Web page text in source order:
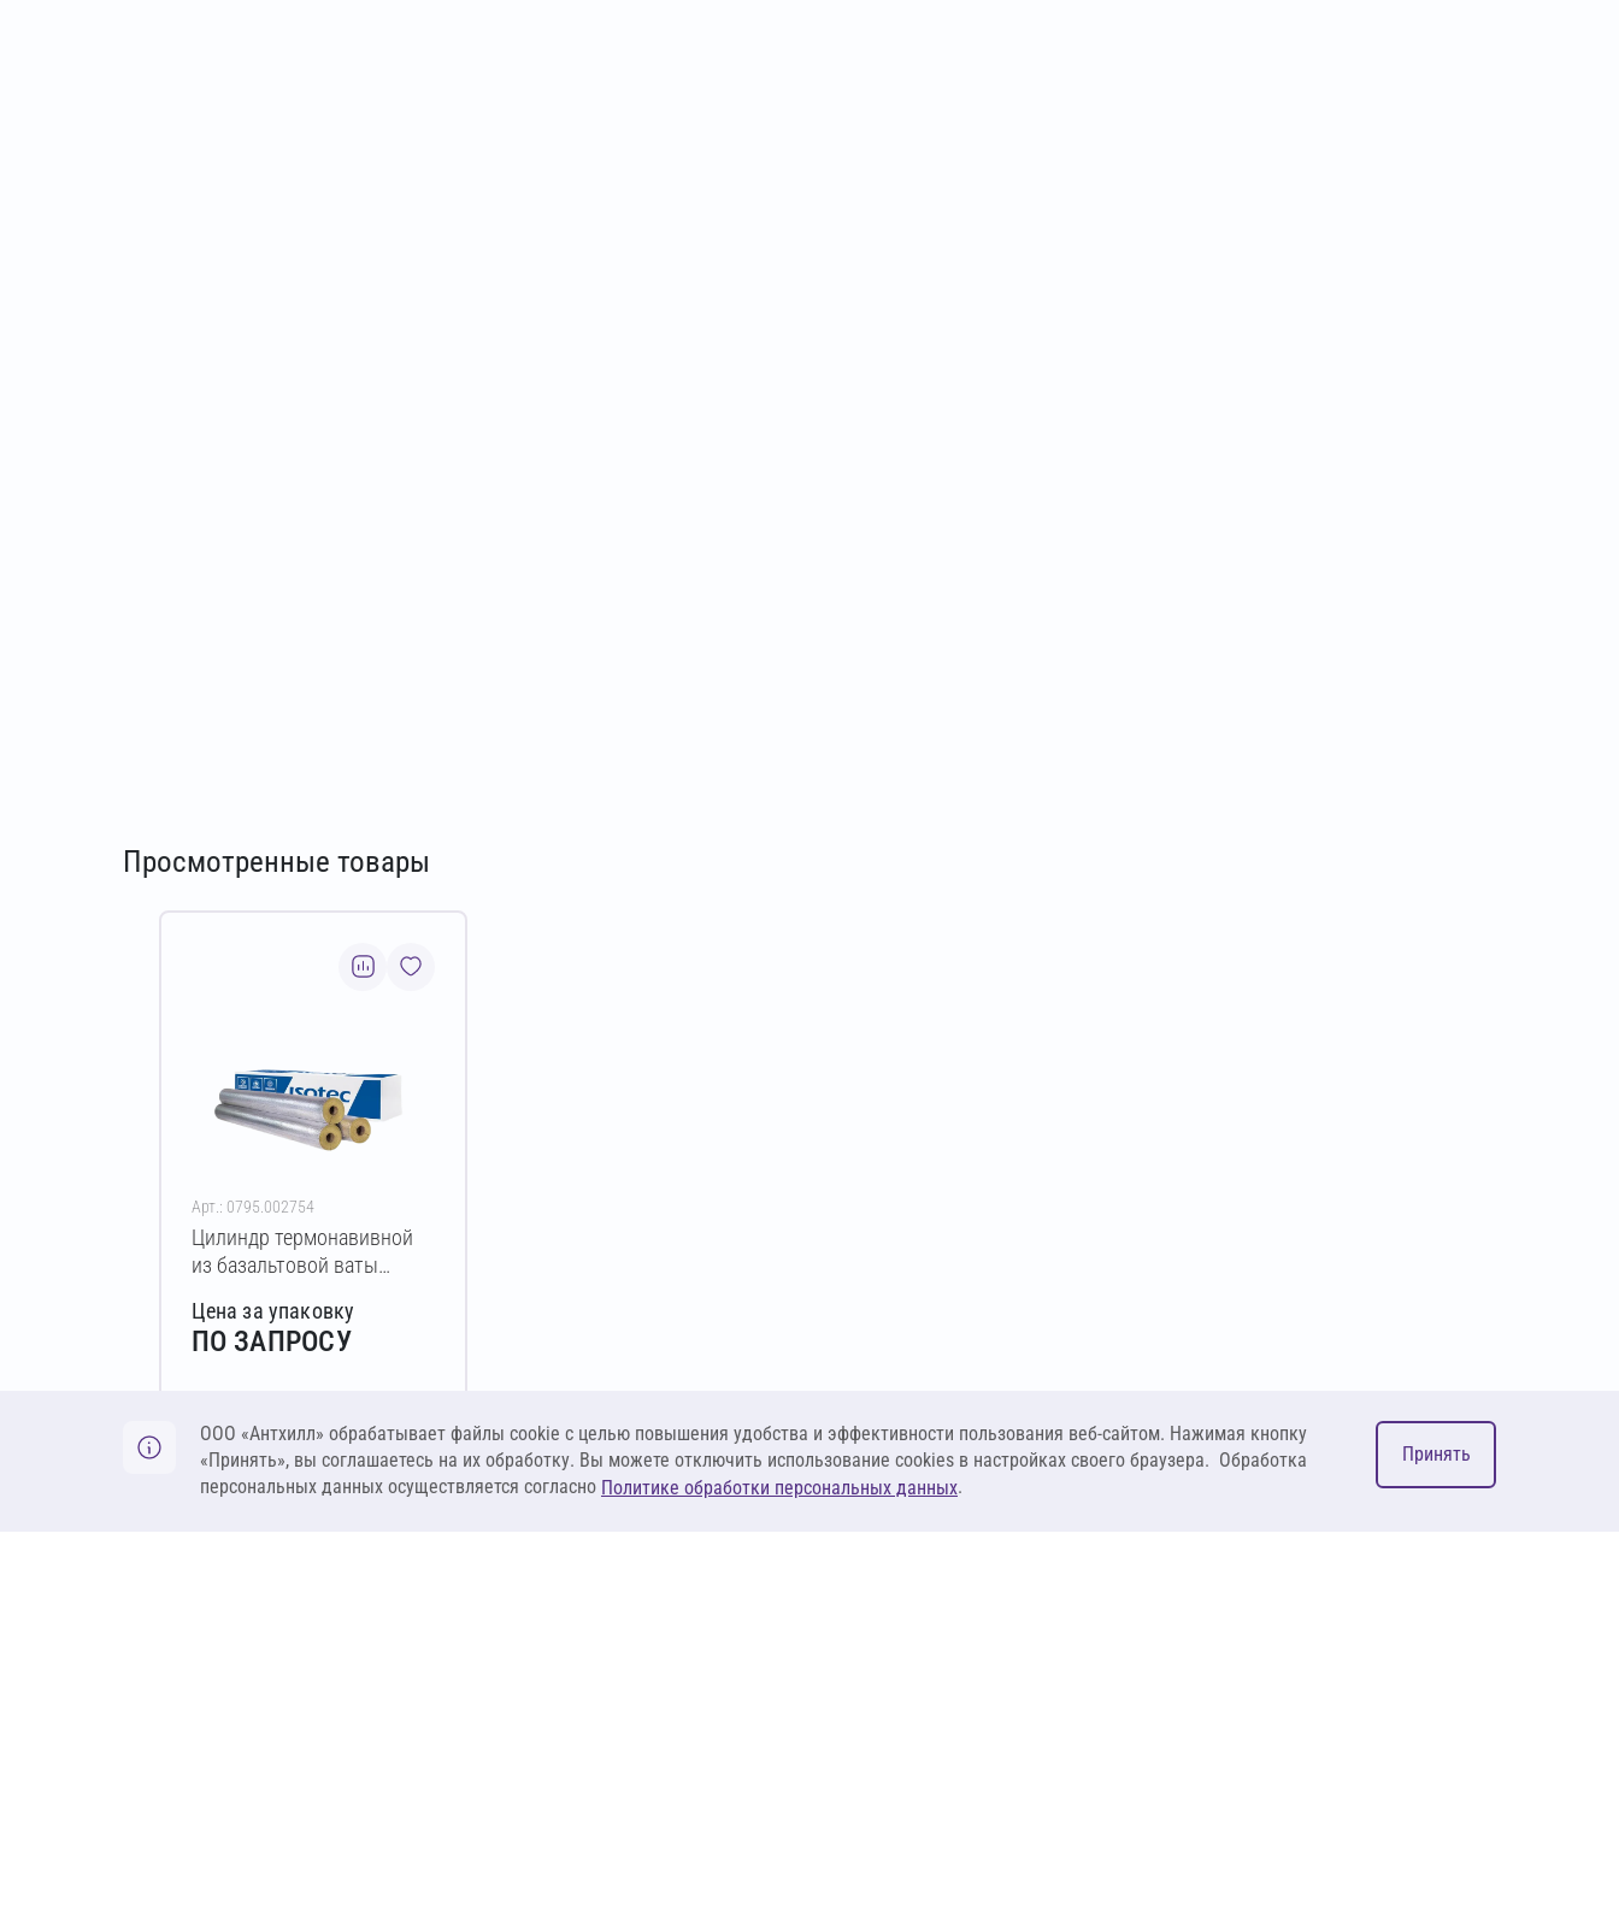
Просмотренные товары
Арт.: 0795.002754
Цилиндр термонавивной
из базальтовой ваты
30х70-1200 мм
Цена за упаковку
ПО ЗАПРОСУ
Оставить заявку
ООО «Антхилл» обрабатывает файлы cookie c целью повышения удобства и эффективности пользования веб-сайтом. Нажимая кнопку
«Принять», вы соглашаетесь на их обработку. Вы можете отключить использование cookies в настройках своего браузера. Обработка
персональных данных осуществляется согласно Политике обработки персональных данных.
Принять